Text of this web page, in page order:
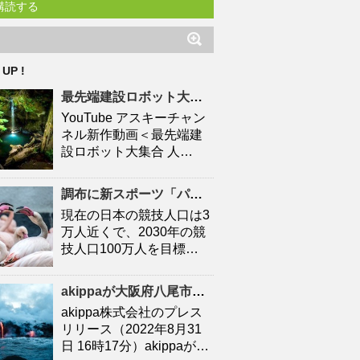
する
!
最先端建設ロボット大集合
YouTube アスキーチャン
ネル新作動画＜最先端建
設ロボット大集合 人…
調布に新スポーツ「パデル」施設 「キャプテン翼」高橋陽一さん手がける – 調布経済新聞
現在の日本の競技人口は3
万人近くで、2030年の競
技人口100万人を目標…
akippaが大阪府八尾市と連携協定を締結！駐車場シェアを活かしたにぎわいの創出と関係
akippa株式会社のプレス
リリース（2022年8月31
日 16時17分）akippaが…